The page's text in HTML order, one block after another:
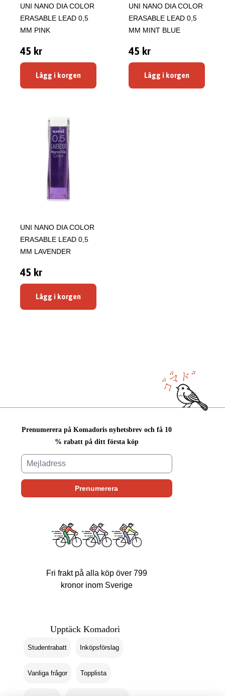
UNI NANO DIA COLOR
ERASABLE LEAD 0,5
MM PINK
45 kr
Lägg i korgen
UNI NANO DIA COLOR
ERASABLE LEAD 0,5
MM MINT BLUE
45 kr
Lägg i korgen
UNI NANO DIA COLOR
ERASABLE LEAD 0,5
MM LAVENDER
45 kr
Lägg i korgen
Prenumerera på Komadoris nyhetsbrev och få 10
% rabatt på ditt första köp
Fri frakt på alla köp över 799
kronor inom Sverige
Upptäck Komadori
Studentrabatt Inköpsförslag
Vanliga frågor Topplista